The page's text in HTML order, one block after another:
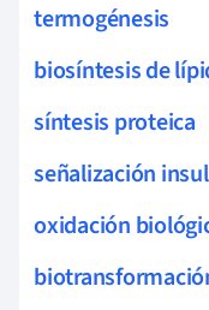
termogénesis
biosíntesis de
síntesis proteica
señalización
oxidación